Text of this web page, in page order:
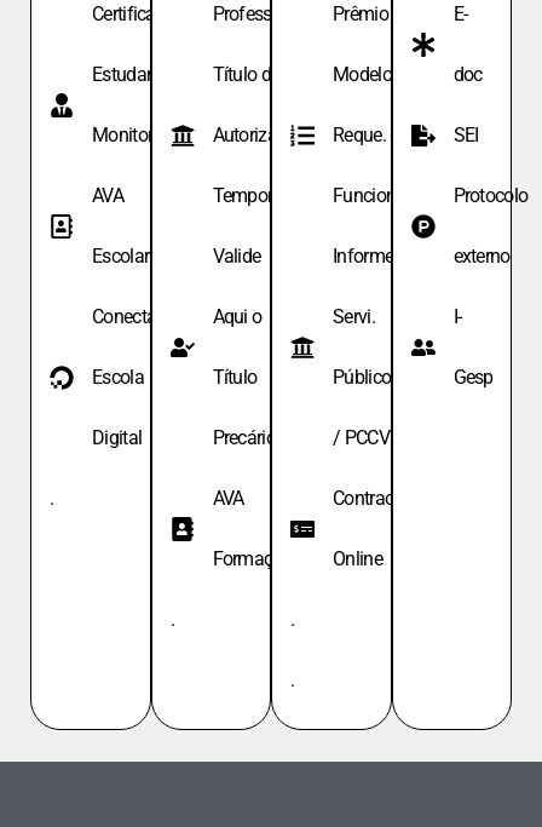
Certificação
Estudante
Monitor
AVA
Escolar
Conecta
Escola
Digital
.
Professor
Título de
Autoriza.
Temporária
Valide
Aqui o
Título
Precário
AVA
Formação
.
Prêmio
Modelo de
Reque. de
Funcionário
Informe
Servi.
Públicos
/ PCCV
Contracheque
Online
.
.
E-
doc
SEI
Protocolo
externo
I-
Gesp